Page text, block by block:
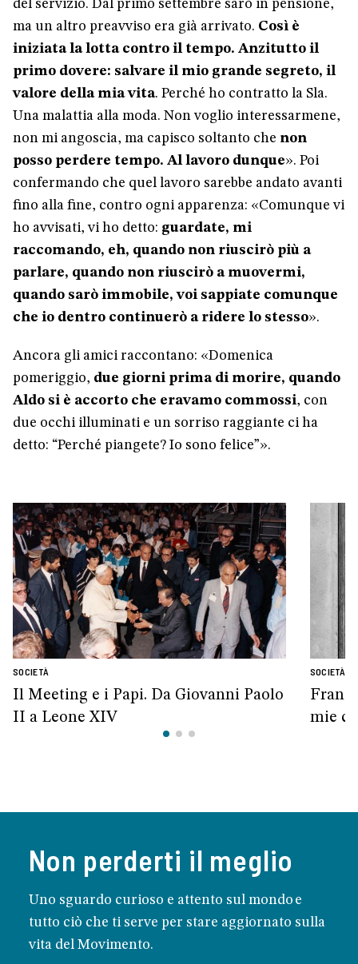
del servizio. Dal primo settembre sarò in pensione,
ma un altro preavviso era già arrivato. Così è
iniziata la lotta contro il tempo. Anzitutto il
primo dovere: salvare il mio grande segreto, il
valore della mia vita. Perché ho contratto la Sla.
Una malattia alla moda. Non voglio interessarmene,
non mi angoscia, ma capisco soltanto che non
posso perdere tempo. Al lavoro dunque». Poi
confermando che quel lavoro sarebbe andato avanti
fino alla fine, contro ogni apparenza: «Comunque vi
ho avvisati, vi ho detto: guardate, mi
raccomando, eh, quando non riuscirò più a
parlare, quando non riuscirò a muovermi,
quando sarò immobile, voi sappiate comunque
che io dentro continuerò a ridere lo stesso».
Ancora gli amici raccontano: «Domenica
pomeriggio, due giorni prima di morire, quando
Aldo si è accorto che eravamo commossi, con
due occhi illuminati e un sorriso raggiante ci ha
detto: “Perché piangete? Io sono felice”».
SOCIETÀ
Il Meeting e i Papi. Da Giovanni Paolo
II a Leone XIV
SOCIETÀ
mie
Non perderti il meglio
Uno sguardo curioso e attento sul mondo e
tutto ciò che ti serve per stare aggiornato sulla
vita del Movimento.